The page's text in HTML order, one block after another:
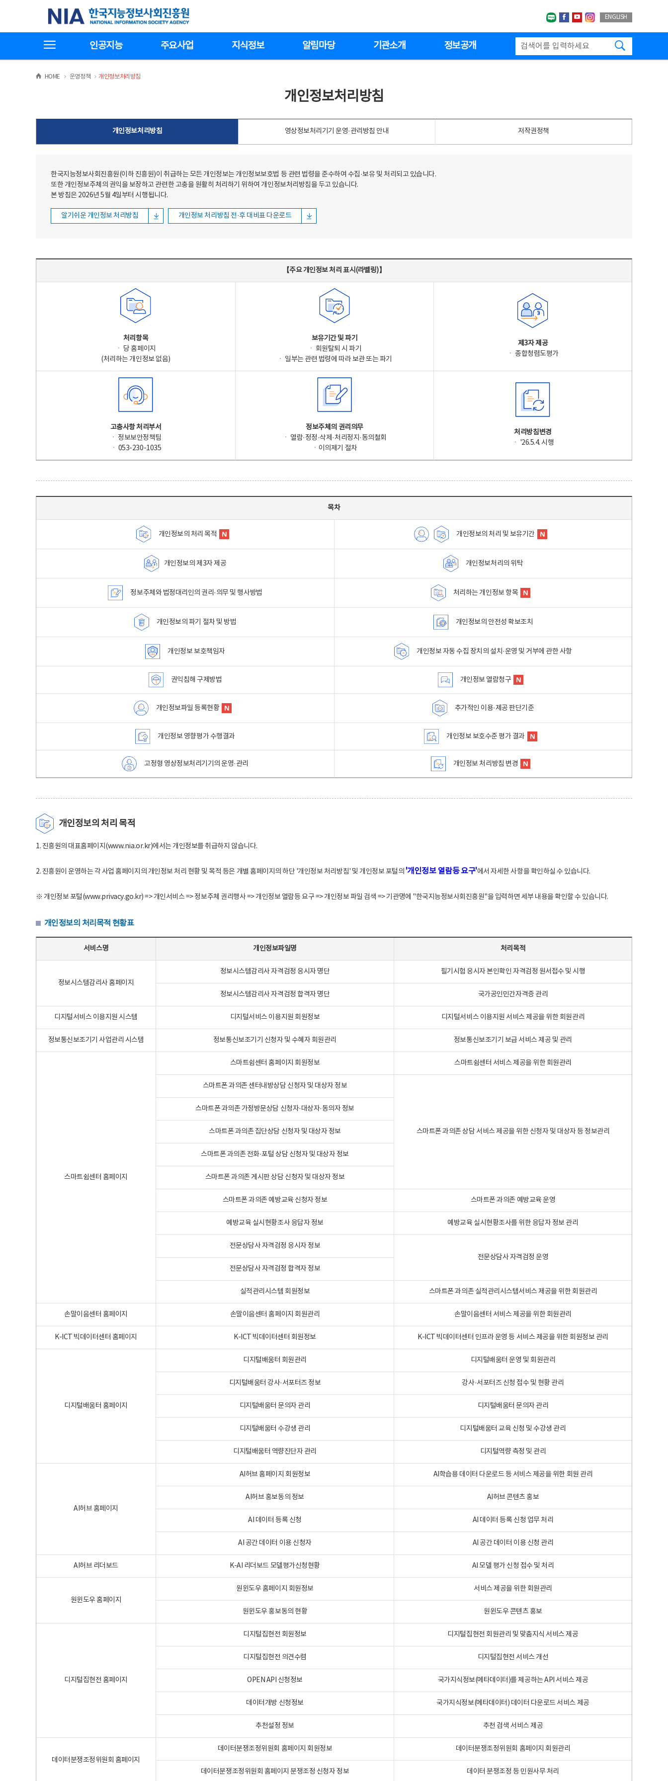
한국지능정보사회진흥원
네이버블로그
페이스북
유투브인스타그랩
ENGLISH
인공지능 주요사업 지식정보 알림마당 기관소개 정보공개
HOME >운영정책 >
개인정보처리방침
개인정보처리방침
개인정보처리방침 영상정보처리기기 운영·관리방침 안내 저작권정책
한국지능정보사회진흥원(이하 진흥원)이 취급하는 모든 개인정보는 개인정보보호법 등 관련 법령을 준수하여 수집·보유 및 처리되고 있습니다.
또한 개인정보주체의 권익을 보장하고 관련한 고충을 원활히 처리하기 위하여 개인정보처리방침을 두고 있습니다.
본 방침은 2026년 5월 4일부터 시행됩니다.
알기쉬운 개인정보 처리방침 개인정보 처리방침 전·후 대비표 다운로드
【주요 개인정보 처리 표시(라벨링)】
처리항목
ㆍ 당 홈페이지
(처리하는 개인정보 없음)
보유기간 및 파기
ㆍ 회원탈퇴 시 파기
ㆍ 일부는 관련 법령에 따라 보관 또는 파기
제3자 제공
ㆍ 종합청렴도평가
고충사항 처리부서
ㆍ 정보보안정책팀
ㆍ 053-230-1035
정보주체의 권리의무
ㆍ 열람·정정·삭제·처리정지·동의철회
ㆍ이의제기 절차
처리방침변경
ㆍ '26.5.4. 시행
목차
개인정보의 처리 목적 개인정보의 처리 및 보유기간
개인정보의 제3자 제공 개인정보처리의 위탁
정보주체와 법정대리인의 권리·의무 및 행사방법 처리하는 개인정보 항목
개인정보의 파기 절차 및 방법 개인정보의 안전성 확보조치
개인정보 보호책임자 개인정보 자동 수집 장치의 설치·운영 및 거부에 관한 사항
권익침해 구제방법 개인정보 열람청구
개인정보파일 등록현황 추가적인 이용·제공 판단기준
개인정보 영향평가 수행결과 개인정보 보호수준 평가 결과
고정형 영상정보처리기기의 운영·관리 개인정보 처리방침 변경
개인정보의 처리 목적
1. 진흥원의 대표홈페이지(www.nia.or.kr)에서는 개인정보를 취급하지 않습니다.
2. 진흥원이 운영하는 각 사업 홈페이지의 개인정보 처리 현황 및 목적 등은 개별 홈페이지의 하단 '개인정보 처리방침' 및 개인정보 포털의 '개인정보 열람등 요구'에서 자세한 사항을 확인하실 수 있습니다.
※ 개인정보 포털(www.privacy.go.kr) => 개인서비스 => 정보주체 권리행사 => 개인정보 열람등 요구 => 개인정보 파일 검색 => 기관명에 "한국지능정보사회진흥원"을 입력하면 세부 내용을 확인할 수 있습니다.
개인정보의 처리목적 현황표
서비스명 개인정보파일명 처리목적
정보시스템감리사 홈페이지
정보시스템감리사 자격검정 응시자 명단 필기시험 응시자 본인확인 자격검정 원서접수 및 시행
정보시스템감리사 자격검정 합격자 명단 국가공인민간자격증 관리
디지털서비스 이용지원 시스템 디지털서비스 이용지원 회원정보 디지털서비스 이용지원 서비스 제공을 위한 회원관리
정보통신보조기기 사업관리 시스템 정보통신보조기기 신청자 및 수혜자 회원관리 정보통신보조기기 보급 서비스 제공 및 관리
스마트쉼센터 홈페이지
스마트쉼센터 홈페이지 회원정보 스마트쉼센터 서비스 제공을 위한 회원관리
스마트폰 과의존 센터내방상담 신청자 및 대상자 정보
스마트폰 과의존 상담 서비스 제공을 위한 신청자 및 대상자 등 정보관리
스마트폰 과의존 가정방문상담 신청자·대상자·동의자 정보
스마트폰 과의존 집단상담 신청자 및 대상자 정보
스마트폰 과의존 전화·포털 상담 신청자 및 대상자 정보
스마트폰 과의존 게시판 상담 신청자 및 대상자 정보
스마트폰 과의존 예방교육 신청자 정보 스마트폰 과의존 예방교육 운영
예방교육 실시현황조사 응답자 정보 예방교육 실시현황조사를 위한 응답자 정보 관리
전문상담사 자격검정 응시자 정보
전문상담사 자격검정 운영
전문상담사 자격검정 합격자 정보
실적관리시스템 회원정보 스마트폰 과의존 실적관리시스템서비스 제공을 위한 회원관리
손말이음센터 홈페이지 손말이음센터 홈페이지 회원관리 손말이음센터 서비스 제공을 위한 회원관리
K-ICT 빅데이터센터 홈페이지 K-ICT 빅데이터센터 회원정보 K-ICT 빅데이터센터 인프라 운영 등 서비스 제공을 위한 회원정보 관리
디지털배움터 홈페이지
디지털배움터 회원관리 디지털배움터 운영 및 회원관리
디지털배움터 강사·서포터즈 정보 강사·서포터즈 신청 접수 및 현황 관리
디지털배움터 문의자 관리 디지털배움터 문의자 관리
디지털배움터 수강생 관리 디지털배움터 교육 신청 및 수강생 관리
디지털배움터 역량진단자 관리 디지털역량 측정 및 관리
AI허브 홈페이지
AI허브 홈페이지 회원정보 AI학습용 데이터 다운로드 등 서비스 제공을 위한 회원 관리
AI허브 홍보동의 정보 AI허브 콘텐츠 홍보
AI 데이터 등록 신청 AI 데이터 등록 신청 업무 처리
AI 공간 데이터 이용 신청자 AI 공간 데이터 이용 신청 관리
AI허브 리더보드 K-AI 리더보드 모델평가신청현황 AI 모델 평가 신청 접수 및 처리
원윈도우 홈페이지
원윈도우 홈페이지 회원정보 서비스 제공을 위한 회원관리
원윈도우 홍보동의 현황 원윈도우 콘텐츠 홍보
디지털집현전 홈페이지
디지털집현전 회원정보 디지털집현전 회원관리 및 맞춤지식 서비스 제공
디지털집현전 의견수렴 디지털집현전 서비스 개선
OPEN API 신청정보 국가지식정보(메타데이터)를 제공하는 API 서비스 제공
데이터개방 신청정보 국가지식정보(메타데이터) 데이터 다운로드 서비스 제공
추천설정 정보 추천 검색 서비스 제공
데이터분쟁조정위원회 홈페이지
데이터분쟁조정위원회 홈페이지 회원정보 데이터분쟁조정위원회 홈페이지 회원관리
데이터분쟁조정위원회 홈페이지 분쟁조정 신청자 정보 데이터 분쟁조정 등 민원사무 처리